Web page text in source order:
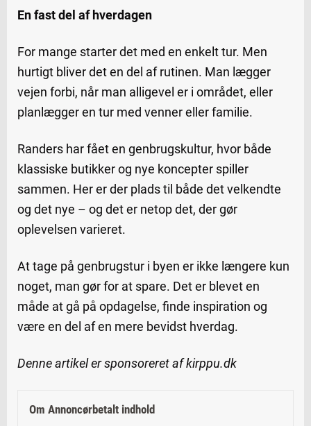
En fast del af hverdagen
For mange starter det med en enkelt tur. Men
hurtigt bliver det en del af rutinen. Man lægger
vejen forbi, når man alligevel er i området, eller
planlægger en tur med venner eller familie.
Randers har fået en genbrugskultur, hvor både
klassiske butikker og nye koncepter spiller
sammen. Her er der plads til både det velkendte
og det nye – og det er netop det, der gør
oplevelsen varieret.
At tage på genbrugstur i byen er ikke længere kun
noget, man gør for at spare. Det er blevet en
måde at gå på opdagelse, finde inspiration og
være en del af en mere bevidst hverdag.
Denne artikel er sponsoreret af kirppu.dk
Om Annoncørbetalt indhold